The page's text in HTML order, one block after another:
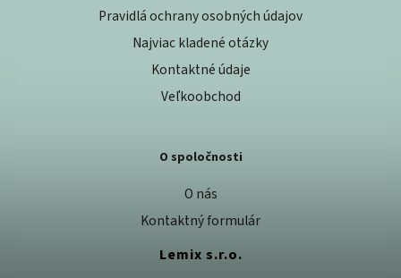
Pravidlá ochrany osobných údajov
Najviac kladené otázky
Kontaktné údaje
Veľkoobchod
O spoločnosti
O nás
Kontaktný formulár
Lemix s.r.o.